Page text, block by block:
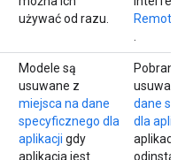
używać od razu.
Modele są
usuwane z
miejsca na dane
specyficznego dla
aplikacji gdy
aplikacja jest
dane
dla
aplikacja